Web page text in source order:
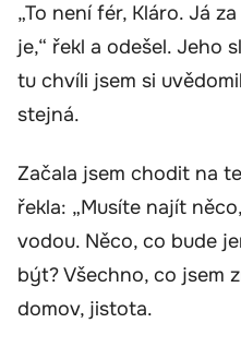
„To není fér, Kláro. Já
je,“ řekl a odešel. Jeho
tu chvíli jsem si
stejná.
Začala jsem chodit na
řekla: „Musíte najít
vodou. Něco, co bude
být? Všechno, co jsem
domov, jistota.